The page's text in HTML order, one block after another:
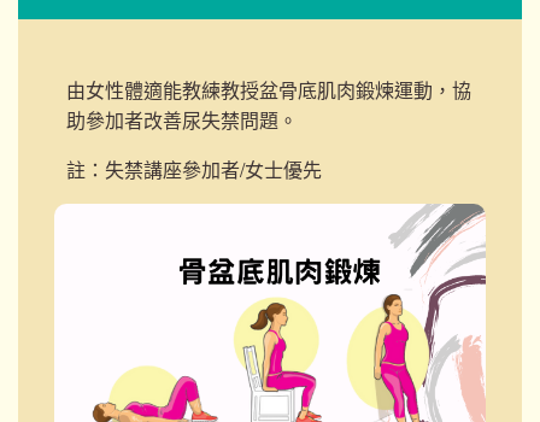
由女性體適能教練教授盆骨底肌肉鍛煉運動，協
助參加者改善尿失禁問題。
註：失禁講座參加者/女士優先